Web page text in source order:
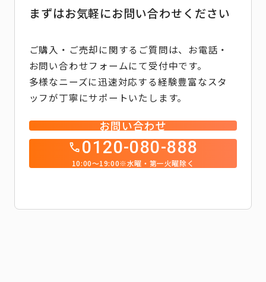
まずはお気軽にお問い合わせください
ご購入・ご売却に関するご質問は、お電話・
お問い合わせフォームにて受付中です。
多様なニーズに迅速対応する経験豊富なスタ
ッフが丁寧にサポートいたします。
お問い合わせ
0120-080-888
10:00～19:00※水曜・第一火曜除く